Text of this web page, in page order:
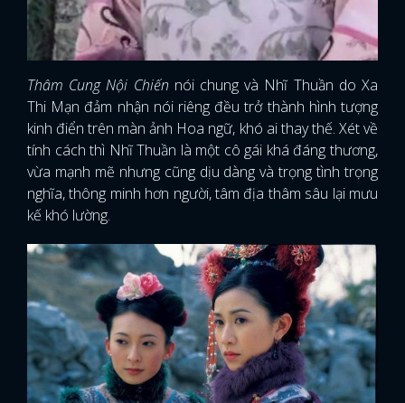
Thâm Cung Nội Chiến nói chung và Nhĩ Thuần do Xa
Thi Mạn đảm nhận nói riêng đều trở thành hình tượng
kinh điển trên màn ảnh Hoa ngữ, khó ai thay thế. Xét về
tính cách thì Nhĩ Thuần là một cô gái khá đáng thương,
vừa mạnh mẽ nhưng cũng dịu dàng và trọng tình trọng
nghĩa, thông minh hơn người, tâm địa thâm sâu lại mưu
kế khó lường.